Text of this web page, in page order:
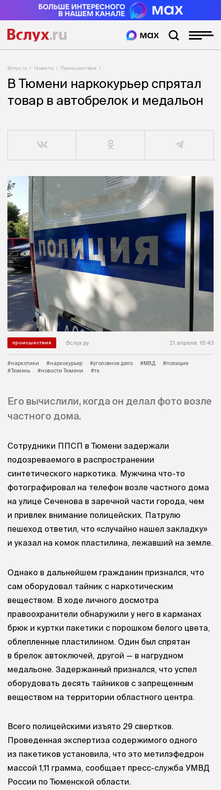
Вслух.ru Новости Происшествия
В Тюмени наркокурьер спрятал
товар в автобрелок и медальон
происшествия Вслух.ру 21 апреля, 16:43
#наркотики #наркокурьер #уголовное дело #МВД
#полиция
#Тюмень
#новости Тюмени #тк
Его вычислили, когда он делал фото возле
частного дома.
Сотрудники ППСП в Тюмени задержали
подозреваемого в распространении
синтетического наркотика. Мужчина что-то
фотографировал на телефон возле частного дома
на улице Сеченова в заречной части города, чем
и привлек внимание полицейских. Патрулю
пешеход ответил, что «случайно нашел закладку»
и указал на комок пластилина, лежавший на земле.
Однако в дальнейшем гражданин признался, что
сам оборудовал тайник с наркотическим
веществом. В ходе личного досмотра
правоохранители обнаружили у него в карманах
брюк и куртки пакетики с порошком белого цвета,
облепленные пластилином. Один был спрятан
в брелок автоключей, другой — в нагрудном
медальоне. Задержанный признался, что успел
оборудовать десять тайников с запрещенным
веществом на территории областного центра.
Всего полицейскими изъято 29 свертков.
Проведенная экспертиза содержимого одного
из пакетиков установила, что это метилэфедрон
массой 1,11 грамма, сообщает пресс-служба УМВД
России по Тюменской области.